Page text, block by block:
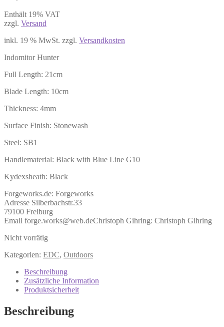
Enthält 19% VAT
zzgl. Versand
inkl. 19 % MwSt. zzgl. Versandkosten
Indomitor Hunter
Full Length: 21cm
Blade Length: 10cm
Thickness: 4mm
Surface Finish: Stonewash
Steel: SB1
Handlematerial: Black with Blue Line G10
Kydexsheath: Black
Forgeworks.de: Forgeworks
Adresse Silberbachstr.33
79100 Freiburg
Email forge.works@web.deChristoph Gihring: Christoph Gihring
Nicht vorrätig
Kategorien: EDC, Outdoors
Beschreibung
Zusätzliche Information
Produktsicherheit
Beschreibung